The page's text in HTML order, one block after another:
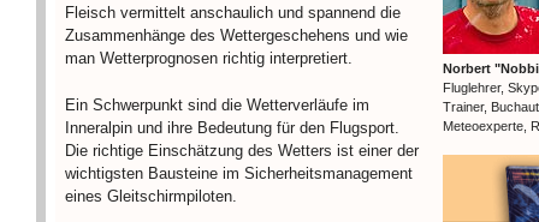
Fleisch vermittelt anschaulich und spannend die
Zusammenhänge des Wettergeschehens und wie
man Wetterprognosen richtig interpretiert.
Ein Schwerpunkt sind die Wetterverläufe im
Inneralpin und ihre Bedeutung für den Flugsport.
Die richtige Einschätzung des Wetters ist einer der
wichtigsten Bausteine im Sicherheitsmanagement
eines Gleitschirmpiloten.
Norbert
Fluglehrer,
Trainer,
Meteoexperte,